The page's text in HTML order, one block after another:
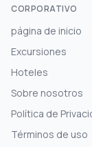
CORPORATIVO
página de inicio
Excursiones
Hoteles
Sobre nosotros
Política de
Términos de uso